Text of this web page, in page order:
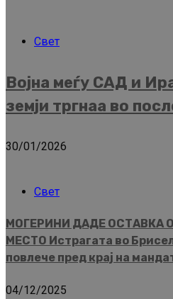
Свет
Војна меѓу САД и
земји тргнаа во
30/01/2026
Свет
МОГЕРИНИ ДАДЕ ОСТАВКА
МЕСТО Истрагата во
повлече пред крај на
04/12/2025